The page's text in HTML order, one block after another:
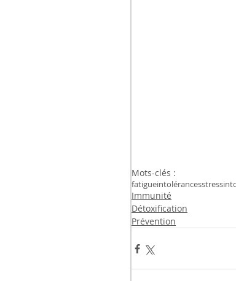
Mots-clés :
fatigueintolérancesstress
Immunité
Détoxification
Prévention